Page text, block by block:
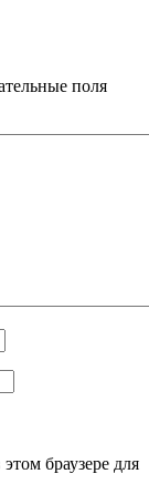
поля
браузере для